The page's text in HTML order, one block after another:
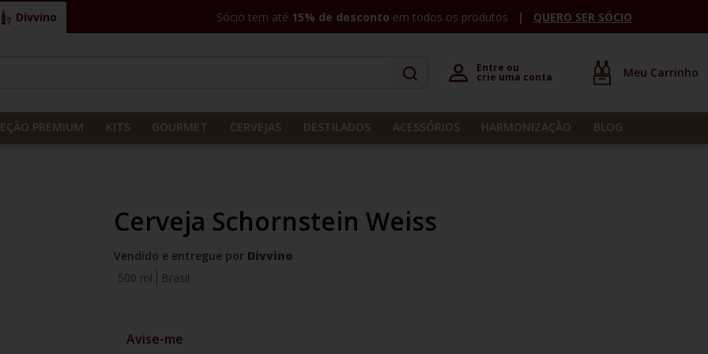
Divvino Sócio tem até 15% de desconto em todos os produtos QUERO SER SÓCIO
Entre ou
crie uma conta
PREMIUM KITS GOURMET CERVEJAS DESTILADOS ACESSÓRIOS HARMONIZAÇÃO BLOG
Cerveja Schornstein Weiss
Vendido e entregue por Divvino
500 ml
Brasil
Avise-me